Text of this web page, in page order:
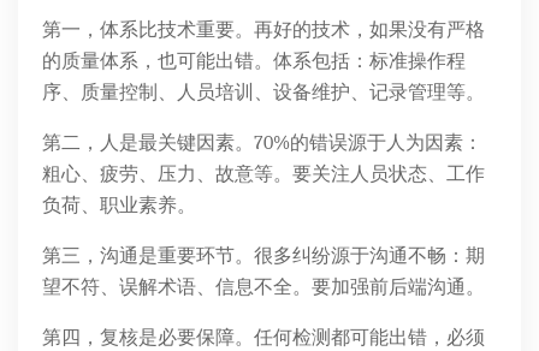
第一，体系比技术重要。再好的技术，如果没有严格
的质量体系，也可能出错。体系包括：标准操作程
序、质量控制、人员培训、设备维护、记录管理等。
第二，人是最关键因素。70%的错误源于人为因素：
粗心、疲劳、压力、故意等。要关注人员状态、工作
负荷、职业素养。
第三，沟通是重要环节。很多纠纷源于沟通不畅：期
望不符、误解术语、信息不全。要加强前后端沟通。
第四，复核是必要保障。任何检测都可能出错，必须